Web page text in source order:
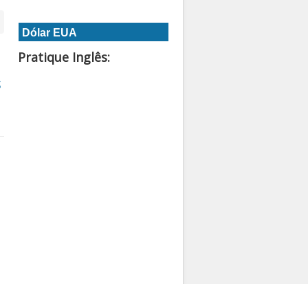
Dólar EUA
Pratique Inglês: